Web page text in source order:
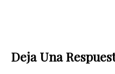
Interactions
Deja Una